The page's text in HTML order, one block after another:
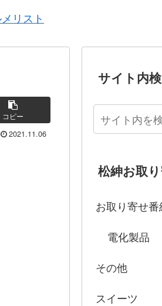
リスト
コピー
2021.11.06
サイト内
松紳お取
お取り寄せ番
電化製品
その他
スイーツ